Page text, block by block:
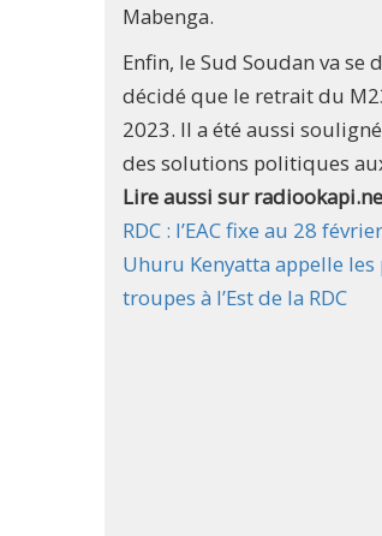
Mabenga.
Enfin, le Sud Soudan va
décidé que le retrait du
2023. Il a été aussi
des solutions politiques
Lire aussi sur
RDC : l’EAC fixe au 28
Uhuru Kenyatta appelle
troupes à l’Est de la RDC